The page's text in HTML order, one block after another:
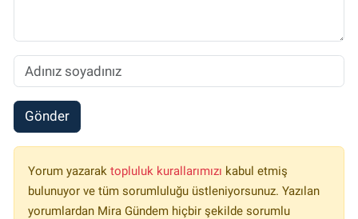
Gönder
Yorum yazarak topluluk kurallarımızı kabul etmiş
bulunuyor ve tüm sorumluluğu üstleniyorsunuz. Yazılan
yorumlardan Mira Gündem hiçbir şekilde sorumlu